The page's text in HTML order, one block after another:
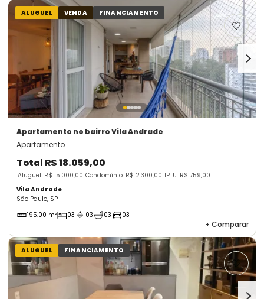
ALUGUEL VENDA FINANCIAMENTO
Apartamento no bairro Vila Andrade
Apartamento
Total R$ 18.059,00
Aluguel: R$ 15.000,00 Condomínio: R$ 2.300,00 IPTU: R$ 759,00
Vila Andrade
São Paulo, SP
195.00 m²
03 03 03 03
+ Comparar
ALUGUEL FINANCIAMENTO